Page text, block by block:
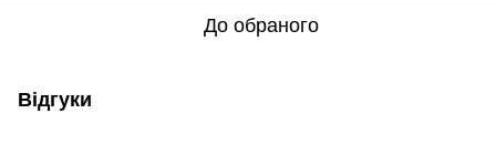
До обраного
Відгуки